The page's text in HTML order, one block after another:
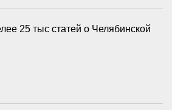
25 тыс статей о Челябинской